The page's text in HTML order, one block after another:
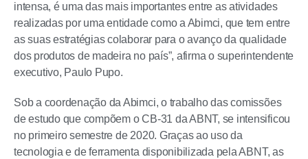
intensa, é uma das mais importantes entre as atividades
realizadas por uma entidade como a Abimci, que tem entre
as suas estratégias colaborar para o avanço da qualidade
dos produtos de madeira no país”, afirma o superintendente
executivo, Paulo Pupo.
Sob a coordenação da Abimci, o trabalho das comissões
de estudo que compõem o CB-31 da ABNT, se intensificou
no primeiro semestre de 2020. Graças ao uso da
tecnologia e de ferramenta disponibilizada pela ABNT, as